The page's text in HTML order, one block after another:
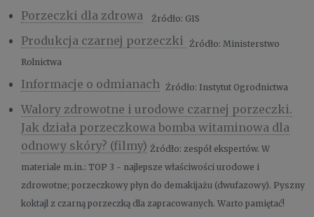
Porzeczki dla zdrowa Źródło: GIS
Produkcja czarnej porzeczki Źródło: Ministerstwo
Rolnictwa
Informacje o odmianach Źródło: Instytut Ogrodnictwa
Walory zdrowotne i urodowe czarnej porzeczki.
Jak działa porzeczkowa bomba witaminowa dla
odnowy skóry? (filmy) Źródło: zespół ekspertów. W
materiale m.in.: TOP 3 - najlepsze właściwości urodowe i
zdrowotne; porzeczkowy płyn do demakijażu (dwufazowy). Pyszny
koktajl z czarną porzeczką dla zapracowanych. Warto pamiętać!